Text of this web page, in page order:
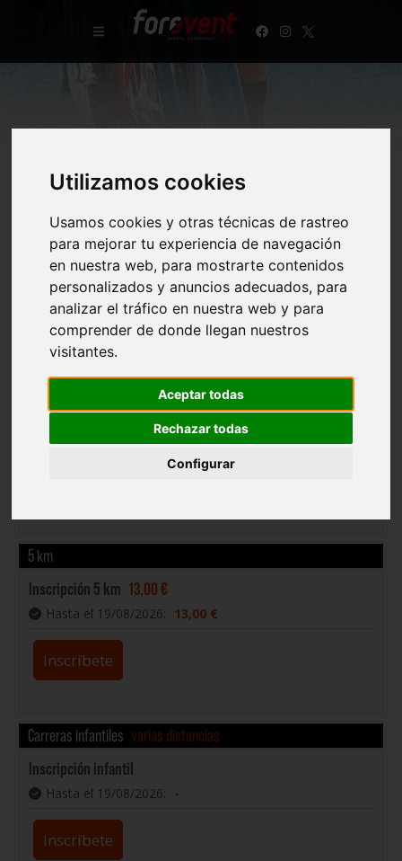
Utilizamos cookies
Usamos cookies y otras técnicas de rastreo
para mejorar tu experiencia de navegación
en nuestra web, para mostrarte contenidos
personalizados y anuncios adecuados, para
analizar el tráfico en nuestra web y para
comprender de donde llegan nuestros
visitantes.
Aceptar todas
Rechazar todas
Configurar
Toro Run San Sebastián de los Reyes 2026
10 km
Inscripción 10 km 13,00 €
Hasta el 19/08/2026
Nacidos en 2014 y anteriores.
La carrera de 10km consiste en 2 vueltas al recorrido de
5 km
Inscripción 5 km 13,00 €
Hasta el 19/08/2026: 13,00 €
Inscríbete
Carreras infantiles varias distancias
Inscripción infantil
Hasta el 19/08/2026: -
Inscríbete